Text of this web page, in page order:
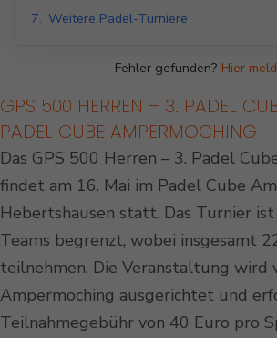
7. Weitere Padel-Turniere
Fehler gefunden? Hier
GPS 500 HERREN – 3. PADEL
PADEL CUBE AMPERMOCHING
Das GPS 500 Herren – 3. Padel
findet am 16. Mai im Padel Cube
Hebertshausen statt. Das Turnier
Teams begrenzt, wobei insgesamt
teilnehmen. Die Veranstaltung wird
Ampermoching ausgerichtet und
Teilnahmegebühr von 40 Euro pro